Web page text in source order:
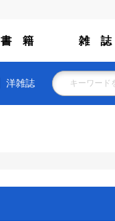
書 籍 雑 誌
洋雑誌